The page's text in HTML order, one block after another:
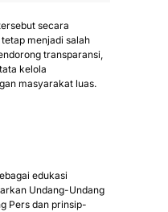
secara
menjadi salah
transparansi,
kelola
masyarakat luas.
edukasi
Undang-Undang
Pers dan prinsip-